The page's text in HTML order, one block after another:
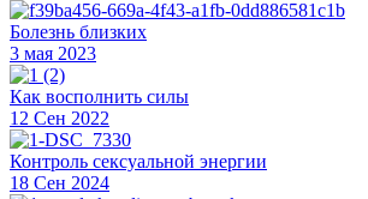
Болезнь близких
3 мая 2023
Как восполнить силы
12 Сен 2022
Контроль сексуальной энергии
18 Сен 2024